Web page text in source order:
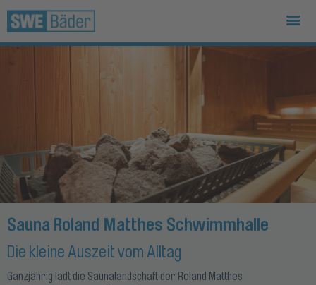
Sauna Roland Matthes Schwimmhalle
Die kleine Auszeit vom Alltag
Ganzjährig lädt die Saunalandschaft der Roland Matthes